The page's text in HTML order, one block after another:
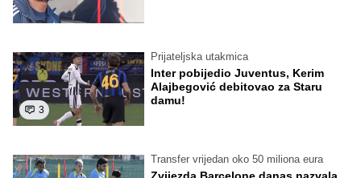
3
Prijateljska utakmica
Inter pobijedio Juventus, Kerim
Alajbegović debitovao za Staru
damu!
Transfer vrijedan oko 50 miliona eura
Zvijezda Barcelone danas nazvala